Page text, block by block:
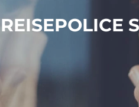
REISEPOLICE